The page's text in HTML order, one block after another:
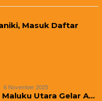
Masuk Daftar
6 November 2025
Maluku Utara Gelar A…